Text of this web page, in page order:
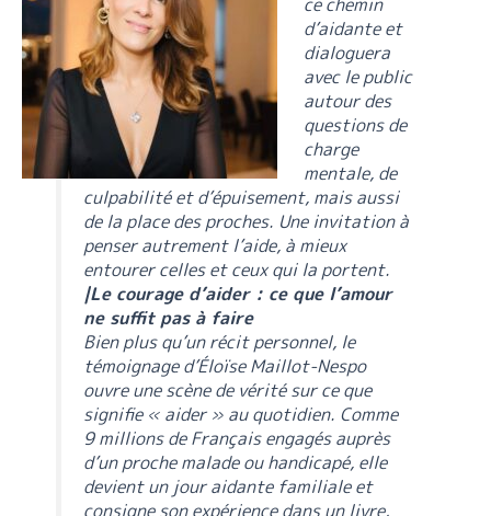
d’aidante et
dialoguera
avec le public
autour des
questions de
charge
mentale, de
culpabilité et d’épuisement, mais aussi
de la place des proches. Une invitation à
penser autrement l’aide, à mieux
entourer celles et ceux qui la portent.
|Le courage d’aider : ce que l’amour
ne suffit pas à faire
Bien plus qu’un récit personnel, le
témoignage d’Éloïse Maillot-Nespo
ouvre une scène de vérité sur ce que
signifie « aider » au quotidien. Comme
9 millions de Français engagés auprès
d’un proche malade ou handicapé, elle
devient un jour aidante familiale et
consigne son expérience dans un livre,